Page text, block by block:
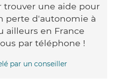
trouver une aide pour
perte d'autonomie à
ailleurs en France
par téléphone !
par un conseiller